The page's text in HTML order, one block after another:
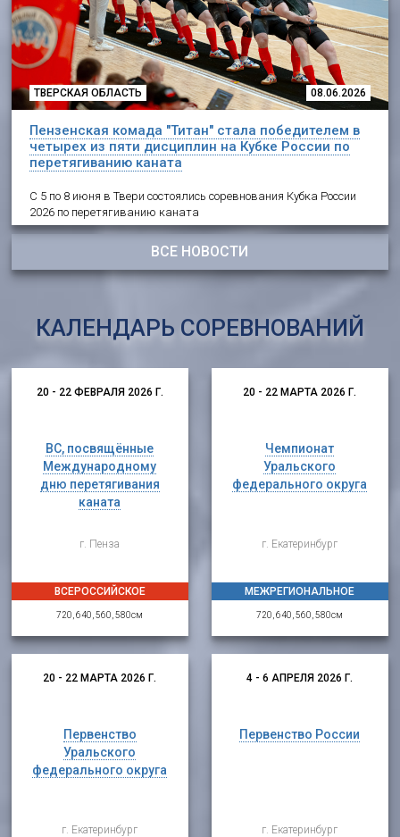
ТВЕРСКАЯ ОБЛАСТЬ 08.06.2026
Пензенская комада "Титан" стала победителем в
четырех из пяти дисциплин на Кубке России по
перетягиванию каната
С 5 по 8 июня в Твери состоялись соревнования Кубка России
2026 по перетягиванию каната
ВСЕ НОВОСТИ
КАЛЕНДАРЬ СОРЕВНОВАНИЙ
20 - 22 ФЕВРАЛЯ 2026 Г.
ВС, посвящённые
Международному
дню перетягивания
каната
г. Пенза
ВСЕРОССИЙСКОЕ
720, 640, 560, 580см
20 - 22 МАРТА 2026 Г.
Чемпионат
Уральского
федерального округа
г. Екатеринбург
МЕЖРЕГИОНАЛЬНОЕ
720, 640, 560, 580см
20 - 22 МАРТА 2026 Г.
Первенство
Уральского
федерального округа
г. Екатеринбург
4 - 6 АПРЕЛЯ 2026 Г.
Первенство России
г. Екатеринбург